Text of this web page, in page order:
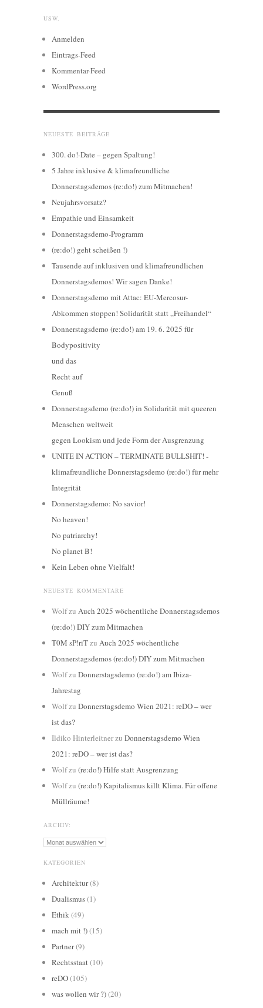
USW.
Anmelden
Eintrags-Feed
Kommentar-Feed
WordPress.org
NEUESTE BEITRÄGE
300. do!-Date – gegen Spaltung!
5 Jahre inklusive & klimafreundliche
Donnerstagsdemos (re:do!) zum Mitmachen!
Neujahrsvorsatz?
Empathie und Einsamkeit
Donnerstagsdemo-Programm
(re:do!) geht scheißen !)
Tausende auf inklusiven und klimafreundlichen
Donnerstagsdemos! Wir sagen Danke!
Donnerstagsdemo mit Attac: EU-Mercosur-
Abkommen stoppen! Solidarität statt „Freihandel“
Donnerstagsdemo (re:do!) am 19. 6. 2025 für
Bodypositivity
und das
Recht auf
Genuß
Donnerstagsdemo (re:do!) in Solidarität mit queeren
Menschen weltweit
gegen Lookism und jede Form der Ausgrenzung
UNITE IN ACTION – TERMINATE BULLSHIT! -
klimafreundliche Donnerstagsdemo (re:do!) für mehr
Integrität
Donnerstagsdemo: No savior!
No heaven!
No patriarchy!
No planet B!
Kein Leben ohne Vielfalt!
NEUESTE KOMMENTARE
Wolfzu Auch 2025 wöchentliche Donnerstagsdemos
(re:do!) DIY zum Mitmachen
T0M sP!riTzu Auch 2025 wöchentliche
Donnerstagsdemos (re:do!) DIY zum Mitmachen
Wolfzu Donnerstagsdemo (re:do!) am Ibiza-
Jahrestag
Wolfzu Donnerstagsdemo Wien 2021: reDO – wer
ist das?
Ildiko Hinterleitnerzu Donnerstagsdemo Wien
2021: reDO – wer ist das?
Wolfzu (re:do!) Hilfe statt Ausgrenzung
Wolfzu (re:do!) Kapitalismus killt Klima. Für offene
Müllräume!
ARCHIV:
Archiv:
KATEGORIEN
Architektur(8)
Dualismus(1)
Ethik(49)
mach mit !)(15)
Partner(9)
Rechtsstaat(10)
reDO(105)
was wollen wir ?)(20)